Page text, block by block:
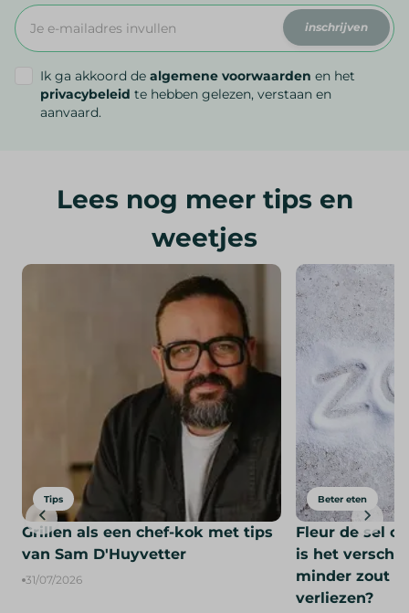
inschrijven
Ik ga akkoord de algemene voorwaarden en het
privacybeleid te hebben gelezen, verstaan en
aanvaard.
Lees nog meer tips en
weetjes
Tips
Grillen als een chef-kok met tips
van Sam D'Huyvetter
31/07/2026
Beter eten
Fleur de sel
is het verschil
minder zout
verliezen?